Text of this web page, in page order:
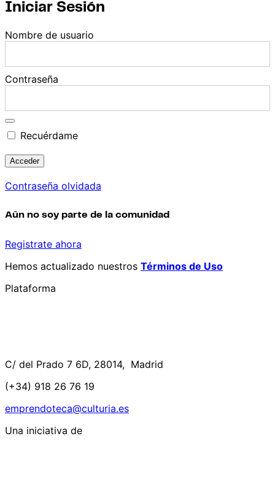
Iniciar Sesión
Nombre de usuario
Contraseña
Recuérdame
Contraseña olvidada
Aún no soy parte de la comunidad
Registrate ahora
Hemos actualizado nuestros Términos de Uso
Plataforma
C/ del Prado 7 6D, 28014, Madrid
(+34) 918 26 76 19
emprendoteca@culturia.es
Una iniciativa de